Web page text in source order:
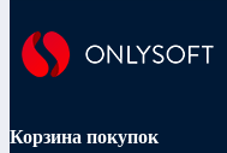
Корзина покупок